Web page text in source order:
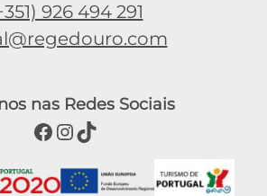
926 494 291
nas Redes Sociais
Facebook
Instagram
TikTok